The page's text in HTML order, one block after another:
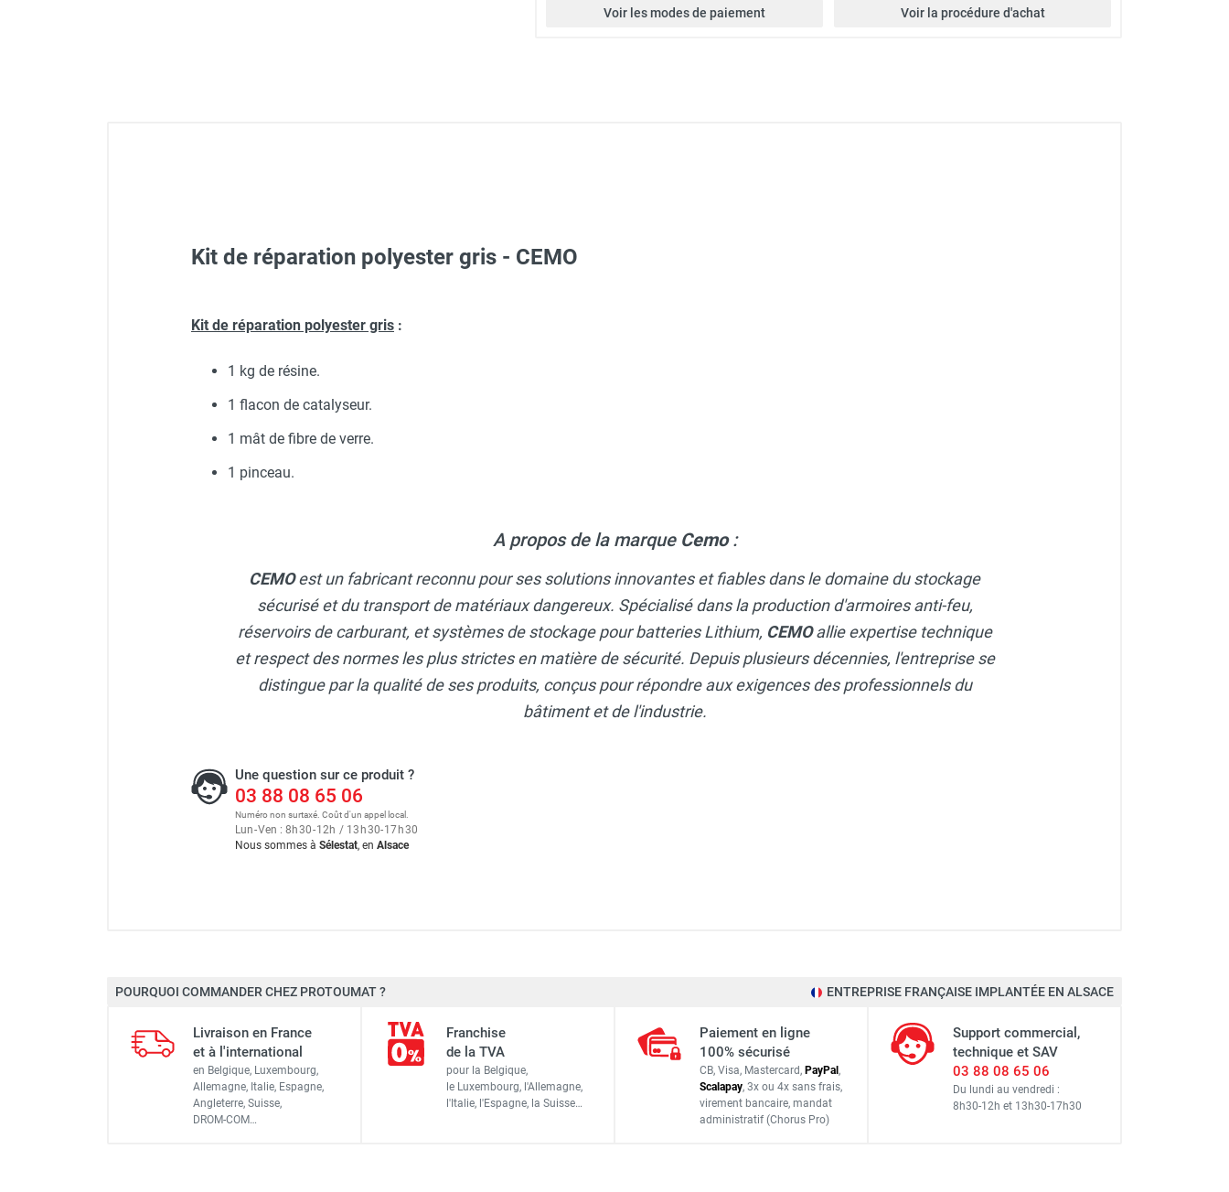
DÉNEIGEMENT
TRAITEMENT DE L'AIR
ACCESSOIRES ET
Voir les modes de paiement Voir la procédure d'achat
Bac PFV gris 100 litres - Résistant aux huiles, fioul, gasoil, produits chimiques - CEMO
Bac PFV gris 400 l + Passage de fourches - Résistant au fioul, huile, gasoil, produits chimiques - CEMO
Kit de réparation polyester gris - CEMO
Kit de réparation polyester gris :
1 kg de résine.
1 flacon de catalyseur.
1 mât de fibre de verre.
1 pinceau.
A propos de la marque Cemo:
CEMOest un fabricant reconnu pour ses solutions innovantes et fiables dans le domaine du stockage
sécurisé et du transport de matériaux dangereux. Spécialisé dans la production d'armoires anti-feu,
réservoirs de carburant, et systèmes de stockage pour batteries Lithium, CEMOallie expertise technique
et respect des normes les plus strictes en matière de sécurité. Depuis plusieurs décennies, l'entreprise se
distingue par la qualité de ses produits, conçus pour répondre aux exigences des professionnels du
bâtiment et de l'industrie.
Une question sur ce produit ?
03 88 08 65 06
Numéro non surtaxé. Coût d'un appel local.
Lun-Ven : 8 h30-12h / 13 h30-17 h30
Nous sommes à Sélestat, en Alsace
Code EAN 3700862902548
Classement produit ACCESSOIRES
POURQUOI COMMANDER CHEZ PROTOUMAT ? ENTREPRISE FRANÇAISE IMPLANTÉE EN ALSACE
Livraison en France
et à l'international
en Belgique, Luxembourg,
Allemagne, Italie, Espagne,
Angleterre, Suisse,
DROM-COM…
Franchise
de la TVA
pour la Belgique,
le Luxembourg, l'Allemagne,
l'Italie, l'Espagne, la Suisse…
Paiement en ligne
100% sécurisé
CB, Visa, Mastercard, PayPal ,
Scalapay, 3x ou 4x sans frais,
virement bancaire, mandat
administratif (Chorus Pro)
Support commercial,
technique et SAV
03 88 08 65 06
Du lundi au vendredi :
8h30-12h et 13h30-17h30